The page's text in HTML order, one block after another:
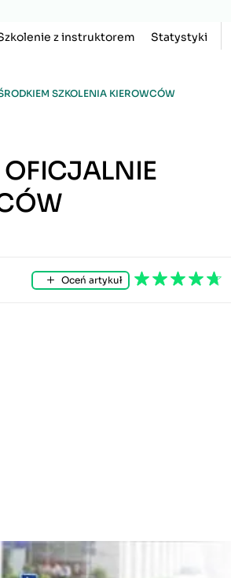
z instruktorem Statystyki
SZKOLENIA KIEROWCÓW
Oceń artykuł